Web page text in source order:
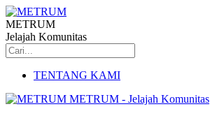
METRUM
Jelajah Komunitas
TENTANG KAMI
METRUM - Jelajah Komunitas